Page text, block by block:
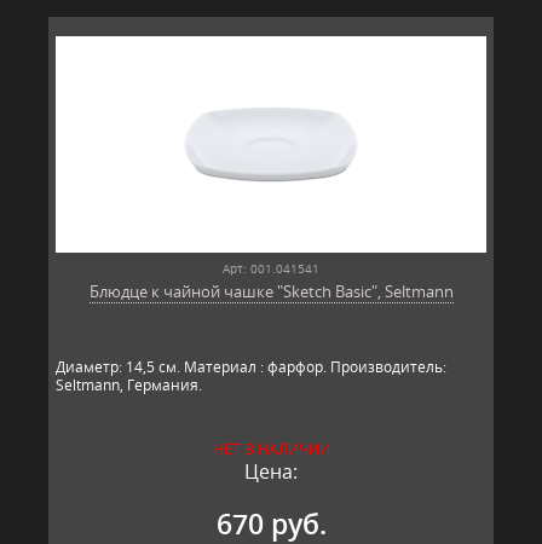
Арт: 001.041541
Блюдце к чайной чашке "Sketch Basic", Seltmann
Диаметр: 14,5 см. Материал : фарфор. Производитель:
Seltmann, Гер​​мания.
НЕТ В НАЛИЧИИ
Цена:
670 руб.